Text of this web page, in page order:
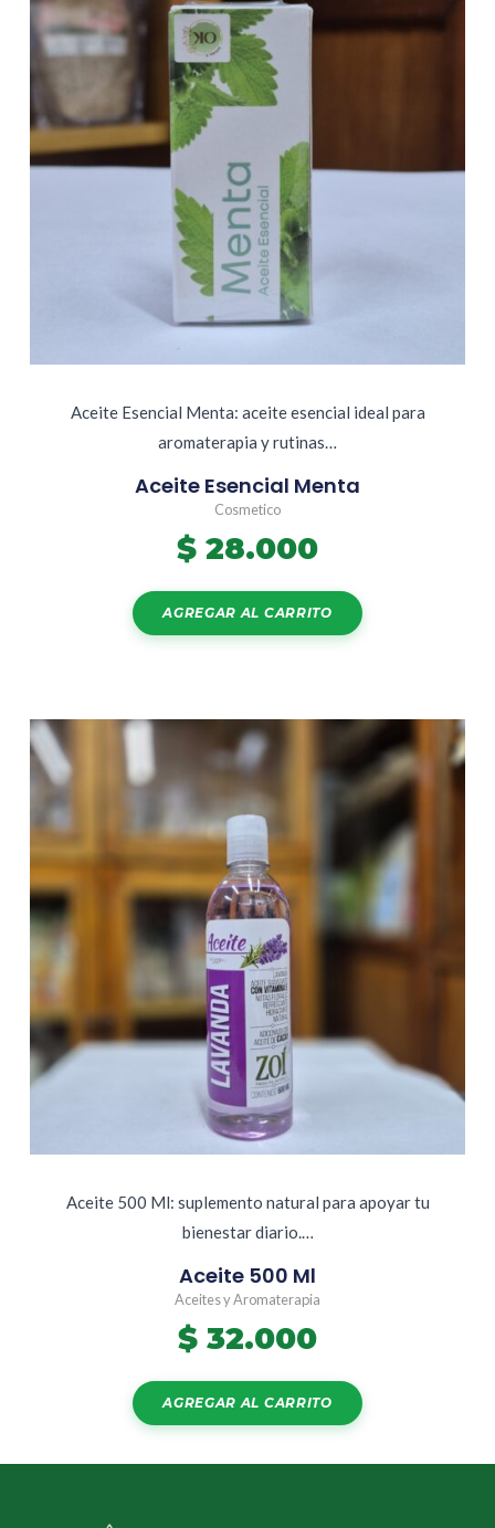
Aceite Esencial Menta: aceite esencial ideal para
aromaterapia y rutinas…
Aceite Esencial Menta
Cosmetico
$ 28.000
AGREGAR AL CARRITO
Aceite 500 Ml: suplemento natural para apoyar tu
bienestar diario.…
Aceite 500 Ml
Aceites y Aromaterapia
$ 32.000
AGREGAR AL CARRITO